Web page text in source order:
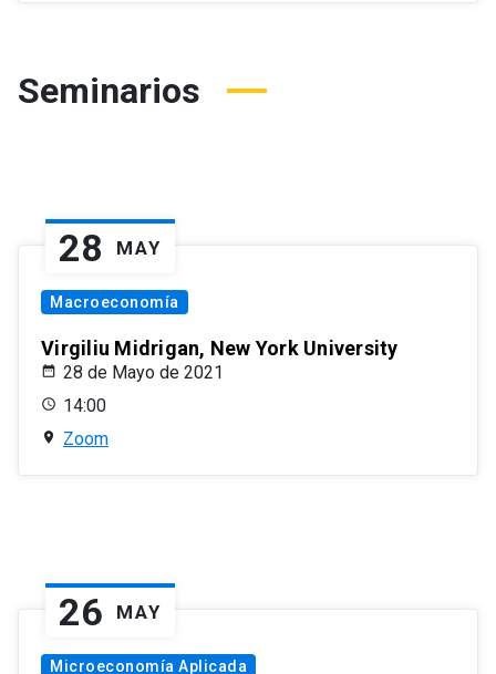
Seminarios
28 MAY
Macroeconomía
Virgiliu Midrigan, New York University
28 de Mayo de 2021
14:00
Zoom
26 MAY
Microeconomía Aplicada